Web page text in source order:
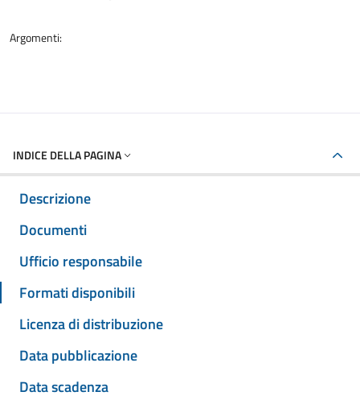
Argomenti:
INDICE DELLA PAGINA
Descrizione
Documenti
Ufficio responsabile
Formati disponibili
Licenza di distribuzione
Data pubblicazione
Data scadenza